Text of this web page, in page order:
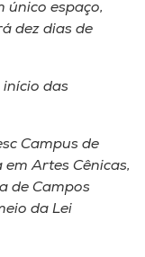
único espaço,
dez dias de
das
Campus de
Artes Cênicas,
de Campos
da Lei